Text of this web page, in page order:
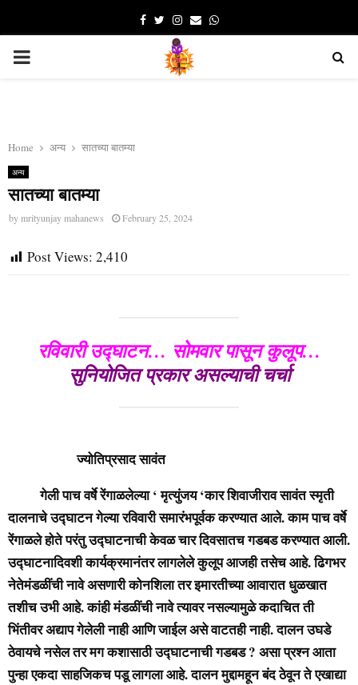
Facebook
TwitterInstagram
EmailWhatsapp
PRIMARY
Home अन्य सातच्या बातम्या
अन्य
सातच्या बातम्या
by mrityunjay mahanews February 25, 2024
Post Views: 2,410
रविवारी उद्घाटन… सोमवार पासून कुलूप…
सुनियोजित प्रकार असल्याची चर्चा
ज्योतिप्रसाद सावंत
गेली पाच वर्षे रेंगाळलेल्या ‘ मृत्युंजय ‘कार शिवाजीराव सावंत स्मृती
दालनाचे उद्घाटन गेल्या रविवारी समारंभपूर्वक करण्यात आले. काम पाच वर्षे
रेंगाळले होते परंतु उद्घाटनाची केवळ चार दिवसातच गडबड करण्यात आली.
उद्घाटनादिवशी कार्यक्रमानंतर लागलेले कुलूप आजही तसेच आहे. ढिगभर
नेतेमंडळींची नावे असणारी कोनशिला तर इमारतीच्या आवारात धुळखात
तशीच उभी आहे. कांही मंडळींची नावे त्यावर नसल्यामुळे कदाचित ती
भिंतीवर अद्याप गेलेली नाही आणि जाईल असे वाटतही नाही. दालन उघडे
ठेवायचे नसेल तर मग कशासाठी उद्घाटनाची गडबड ? असा प्रश्न आता
पुन्हा एकदा साहजिकच पडू लागला आहे. दालन मुद्दामहून बंद ठेवून ते एखाद्या